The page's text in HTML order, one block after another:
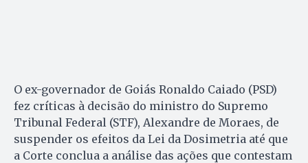
O ex-governador de Goiás Ronaldo Caiado (PSD)
fez críticas à decisão do ministro do Supremo
Tribunal Federal (STF), Alexandre de Moraes, de
suspender os efeitos da Lei da Dosimetria até que
a Corte conclua a análise das ações que contestam